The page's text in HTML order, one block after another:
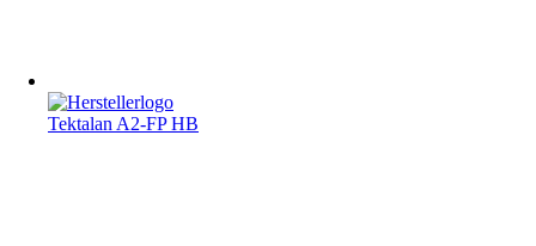
Tektalan A2-FP HB